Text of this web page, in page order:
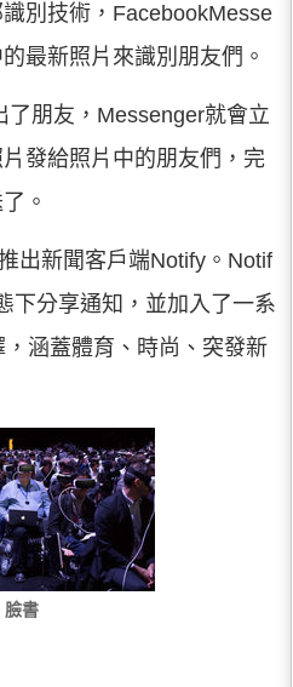
別技術，FacebookMesse
最新照片來識別朋友們。
朋友，Messenger就會立
發給照片中的朋友們，完
。
出新聞客戶端Notify。Notif
下分享通知，並加入了一系
，涵蓋體育、時尚、突發新
臉書